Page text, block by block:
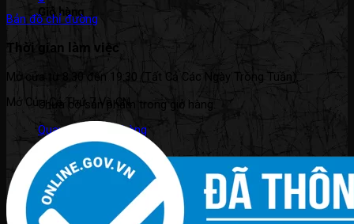
Giỏ hàng
Chưa có sản phẩm trong giỏ hàng.
Quay trở lại cửa hàng
Bản đồ chỉ đường
Thời gian làm việc
Mở cửa từ 8:30 đến 19:30 (Tất Cả Các Ngày Trong Tuần).
Mở Cửa Cả Thứ 7 Và CN.